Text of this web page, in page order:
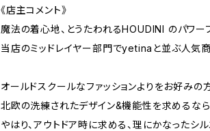
《店主コメント》
魔法の着心地、とうたわれるHOUDINI のパワー
当店のミッドレイヤー部門でyetinaと並ぶ人気商
オールドスクールなファッションよりをお好みの
北欧の洗練されたデザイン&機能性を求めるな
やはり、アウトドア時に求める、理にかなったシ